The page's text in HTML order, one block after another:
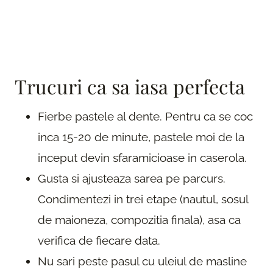
Trucuri ca sa iasa perfecta
Fierbe pastele al dente. Pentru ca se coc
inca 15-20 de minute, pastele moi de la
inceput devin sfaramicioase in caserola.
Gusta si ajusteaza sarea pe parcurs.
Condimentezi in trei etape (nautul, sosul
de maioneza, compozitia finala), asa ca
verifica de fiecare data.
Nu sari peste pasul cu uleiul de masline